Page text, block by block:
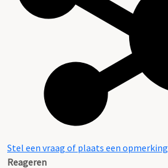
Stel een vraag of plaats een
Reageren